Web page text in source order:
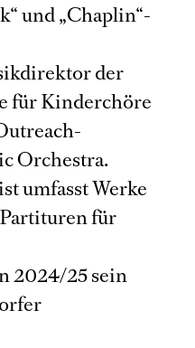
und „Chaplin“-
der
für Kinderchöre
Orchestra.
umfasst Werke
für
2024/25 sein